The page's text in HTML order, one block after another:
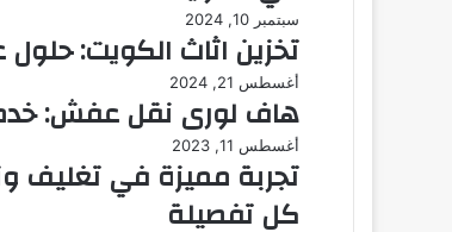
سبتمبر 10, 2024
تخزين اثاث الكويت:
أغسطس 21, 2024
هاف لورى نقل عفش:
أغسطس 11, 2023
تجربة مميزة في تغليف
كل تفصيلة